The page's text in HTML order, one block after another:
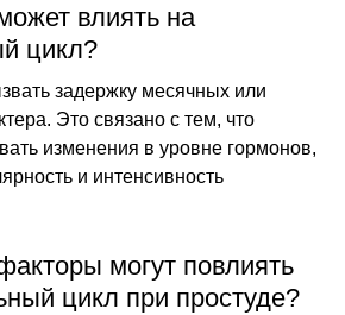
влиять на
цикл?
задержку месячных или
Это связано с тем, что
изменения в уровне гормонов,
и интенсивность
могут повлиять
цикл при простуде?